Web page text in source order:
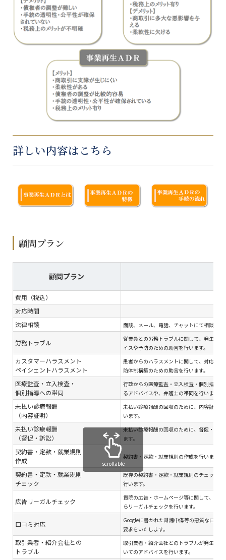
詳しい内容はこちら
顧問プラン
顧問プラン
費用（税込）
対応時間
法律相談
面談、メール、電話、チャットにて相談対応
労務トラブル
従業員との労務トラブルに関して、発生後の
イスや予防のための助言を行います。
カスタマーハラスメント
ペイシェントハラスメント
患者からのハラスメントに関して、対応のア
防体制構築のための助言を行います。
医療監査・立入検査・
個別指導への帯同
行政からの医療監査・立入検査・個別指導へ
るアドバイスや、弁護士の帯同を行います。
未払い診療報酬
（内容証明）
未払い診療報酬の回収のために、内容証明郵
います。
未払い診療報酬
（督促・訴訟）
未払い診療報酬の回収のために、督促・訴訟
ます。
契約書・定款・就業規則
作成
契約書・定款・就業規則の作成を行います。
契約書・定款・就業規則
チェック
既存の契約書・定款・就業規則のチェック・
行います。
広告リーガルチェック
貴院の広告・ホームページ等に関して、関連
らリーガルチェックを行います。
口コミ対応
Googleに書かれた誹謗中傷等の悪質な口コ
要求をいたします。
取引業者・紹介会社との
トラブル
取引業者・紹介会社とのトラブルが発生した
いてのアドバイスを行います。
scrollable